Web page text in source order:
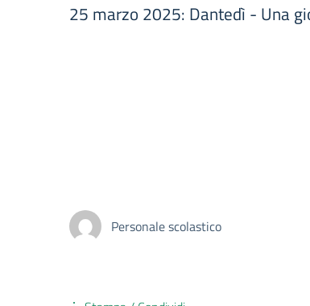
25 marzo 2025: Dantedì - Una
Personale scolastico